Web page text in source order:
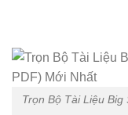
Trọn Bộ Tài Liệu